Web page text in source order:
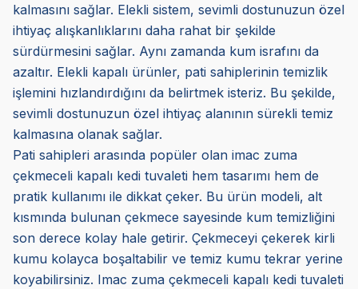
kalmasını sağlar. Elekli sistem, sevimli dostunuzun özel
ihtiyaç alışkanlıklarını daha rahat bir şekilde
sürdürmesini sağlar. Aynı zamanda kum israfını da
azaltır. Elekli kapalı ürünler, pati sahiplerinin temizlik
işlemini hızlandırdığını da belirtmek isteriz. Bu şekilde,
sevimli dostunuzun özel ihtiyaç alanının sürekli temiz
kalmasına olanak sağlar.
Pati sahipleri arasında popüler olan imac zuma
çekmeceli kapalı kedi tuvaleti hem tasarımı hem de
pratik kullanımı ile dikkat çeker. Bu ürün modeli, alt
kısmında bulunan çekmece sayesinde kum temizliğini
son derece kolay hale getirir. Çekmeceyi çekerek kirli
kumu kolayca boşaltabilir ve temiz kumu tekrar yerine
koyabilirsiniz. Imac zuma çekmeceli kapalı kedi tuvaleti